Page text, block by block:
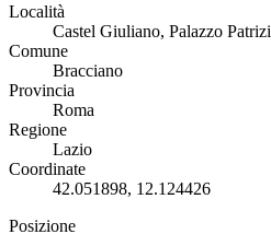
Località
Castel Giuliano, Palazzo Patrizi
Comune
Bracciano
Provincia
Roma
Regione
Lazio
Coordinate
42.051898, 12.124426
Posizione